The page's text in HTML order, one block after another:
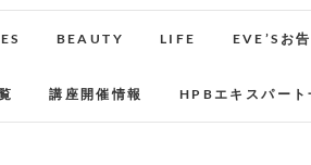
BEAUTY LIFE EVE’Sお
講座開催情報 HPBエキスパート